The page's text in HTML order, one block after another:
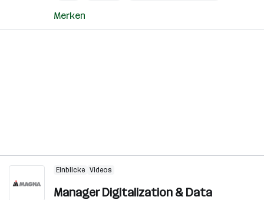
Merken
Einblicke Videos
Manager Digitalization & Data